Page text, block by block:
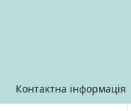
Контактна інформація